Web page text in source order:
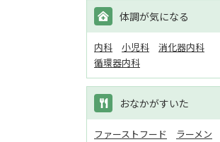
体調が気になる
内科 小児科
消化器内科
循環器内科
おなかがすいた
ファーストフード
ラーメン